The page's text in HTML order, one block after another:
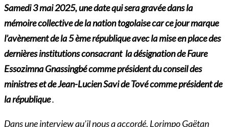
Samedi 3 mai 2025, une date qui sera gravée dans la
mémoire collective de la nation togolaise car ce jour marque
l’avènement de la 5 ème république avec la mise en place des
dernières institutions consacrant la désignation de Faure
Essozimna Gnassingbé comme président du conseil des
ministres et de Jean-Lucien Savi de Tové comme président de
la république.
Dans une interview qu’il nous a accordé, Lorimpo Gaëtan